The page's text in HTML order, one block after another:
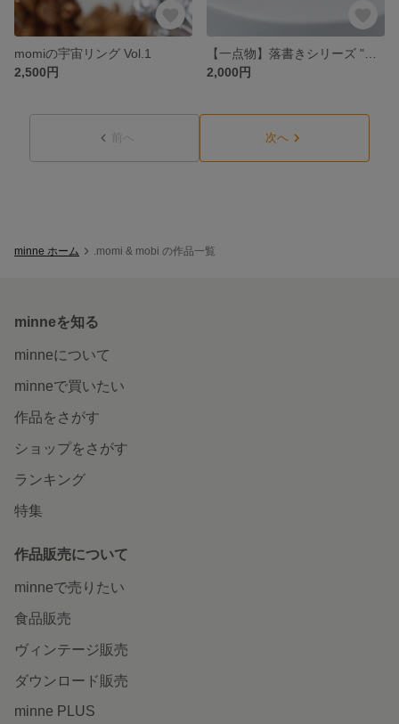
momiの宇宙リング Vol.1
2,500円
2,000円
前へ 次へ
minne ホーム .momi & mobi の作品一覧
minneを知る
minneについて
minneで買いたい
作品をさがす
ショップをさがす
ランキング
特集
作品販売について
minneで売りたい
食品販売
ヴィンテージ販売
ダウンロード販売
minne PLUS